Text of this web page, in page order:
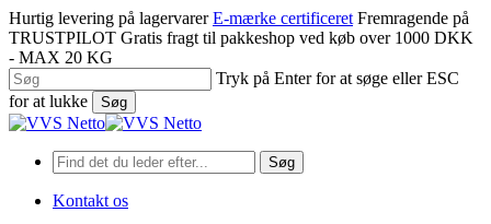
Spring
til
hovedindhold
Hurtig levering på lagervarer E-mærke certificeret Fremragende på
TRUSTPILOT Gratis fragt til pakkeshop ved køb over 1000 DKK
- MAX 20 KG
Tryk på Enter for at søge eller ESC
for at lukke
Søg
Luk
Søg
Kontakt os